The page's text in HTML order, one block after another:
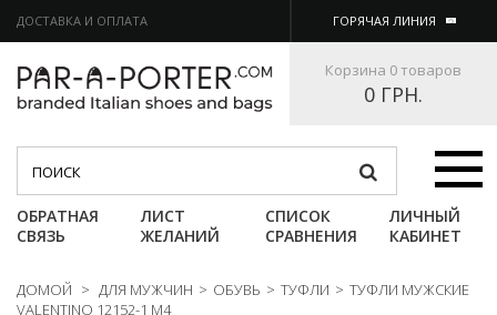
ДОСТАВКА И ОПЛАТА ГОРЯЧАЯ ЛИНИЯ
Корзина 0 товаров
0 ГРН.
Категории
ОБРАТНАЯ
СВЯЗЬ
ЛИСТ
ЖЕЛАНИЙ
СПИСОК
СРАВНЕНИЯ
ЛИЧНЫЙ
КАБИНЕТ
ДОМОЙ > ДЛЯ МУЖЧИН > ОБУВЬ > ТУФЛИ > ТУФЛИ МУЖСКИЕ
VALENTINO 12152-1 M4